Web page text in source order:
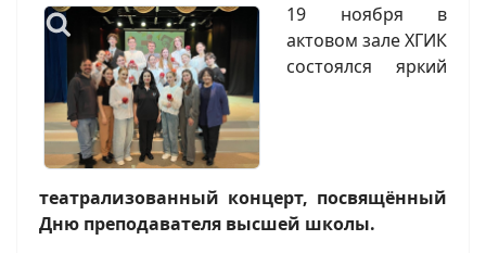
19 ноября в
актовом зале ХГИК
состоялся яркий
театрализованный концерт, посвящённый
Дню преподавателя высшей школы.